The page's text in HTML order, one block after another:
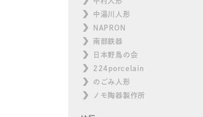
中湯川人形
NAPRON
南部鉄器
日本野鳥の会
224porcelain
のごみ人形
ノモ陶器製作所